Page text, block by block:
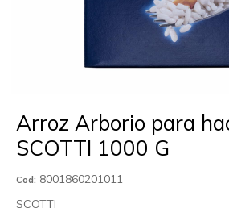
Arroz Arborio para
SCOTTI 1000 G
Cod: 8001860201011
SCOTTI